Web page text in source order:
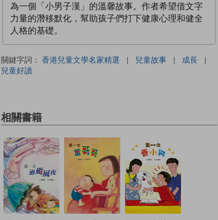
為一個「小男子漢」的溫馨故事。作者希望借文字
力量的潛移默化，幫助孩子們打下健康心理和健全
人格的基礎。
關鍵字詞： 香港兒童文學名家精選 | 兒童故事 | 成長
|
兒童好讀
相關書籍